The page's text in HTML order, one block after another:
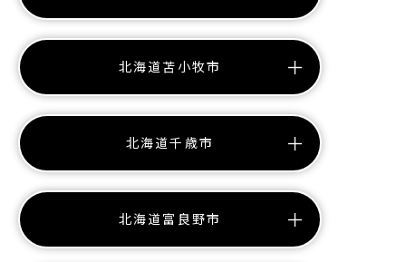
北海道苫小牧市
北海道千歳市
北海道富良野市